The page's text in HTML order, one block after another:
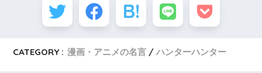
CATEGORY : 漫画・アニメの名言 ハンターハンター